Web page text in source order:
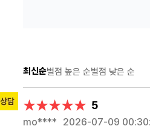
최신순별점 높은 순별점 낮은 순
★★★★★
★★★★★ 5
mo**** 2026-07-09